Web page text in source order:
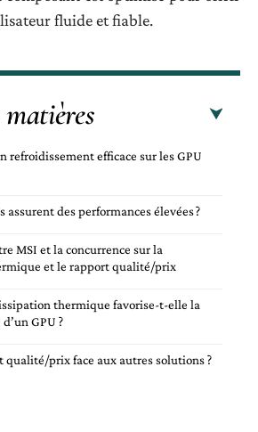
fluide et fiable.
refroidissement efficace sur les GPU
assurent des performances élevées ?
MSI et la concurrence sur la
et le rapport qualité/prix
thermique favorise-t-elle la
GPU ?
qualité/prix face aux autres solutions ?